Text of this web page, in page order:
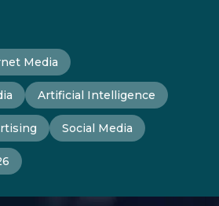
Media
Artificial Intelligence
Social Media